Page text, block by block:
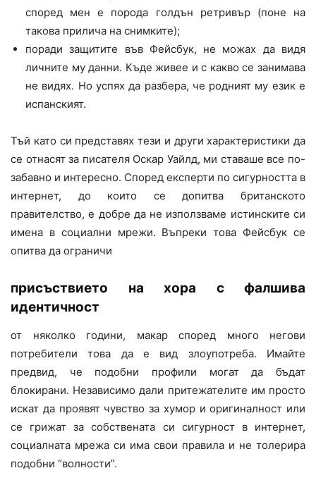
според мен е порода голдън ретривър (поне на
такова прилича на снимките);
поради защитите във Фейсбук, не можах да видя
личните му данни. Къде живее и с какво се занимава
не видях. Но успях да разбера, че родният му език е
испанският.
Тъй като си представях тези и други характеристики да
се отнасят за писателя Оскар Уайлд, ми ставаше все по-
забавно и интересно. Според експерти по сигурността в
интернет, до които се допитва британското
правителство, е добре да не използваме истинските си
имена в социални мрежи. Въпреки това Фейсбук се
опитва да ограничи
присъствието на хора с фалшива
идентичност
от няколко години, макар според много негови
потребители това да е вид злоупотреба. Имайте
предвид, че подобни профили могат да бъдат
блокирани. Независимо дали притежателите им просто
искат да проявят чувство за хумор и оригиналност или
се грижат за собствената си сигурност в интернет,
социалната мрежа си има свои правила и не толерира
подобни “волности”.